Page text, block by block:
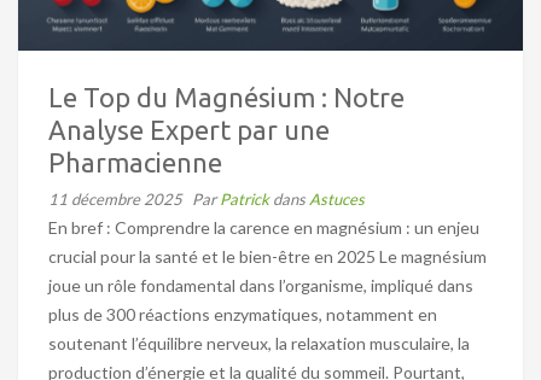
Le Top du Magnésium : Notre
Analyse Expert par une
Pharmacienne
11 décembre 2025 ParPatrickdans Astuces
En bref : Comprendre la carence en magnésium : un enjeu
crucial pour la santé et le bien-être en 2025 Le magnésium
joue un rôle fondamental dans l’organisme, impliqué dans
plus de 300 réactions enzymatiques, notamment en
soutenant l’équilibre nerveux, la relaxation musculaire, la
production d’énergie et la qualité du sommeil. Pourtant,